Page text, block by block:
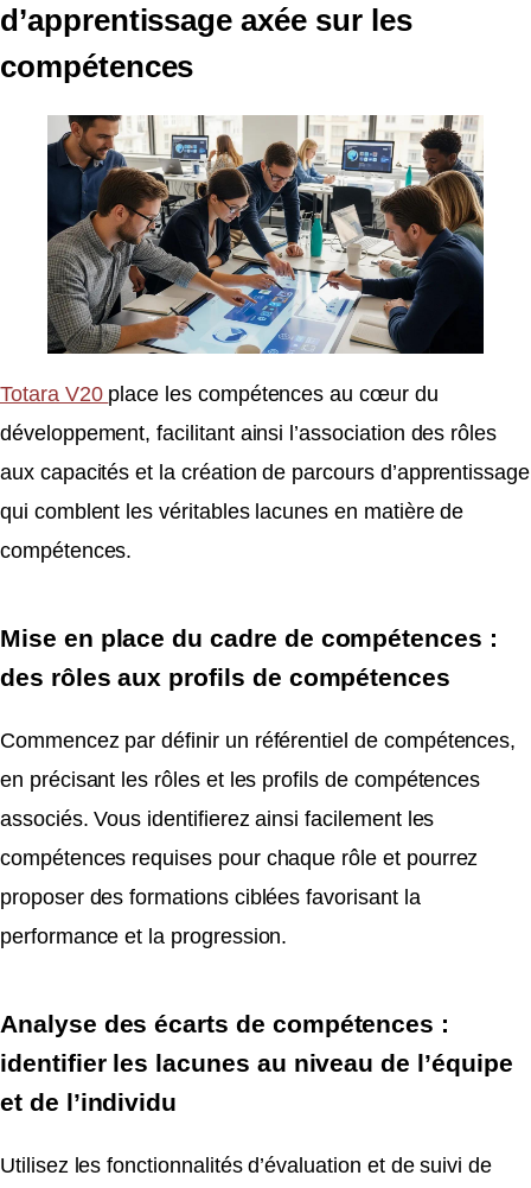
d’apprentissage axée sur les
compétences
Totara V20 place les compétences au cœur du
développement, facilitant ainsi l’association des rôles
aux capacités et la création de parcours d’apprentissage
qui comblent les véritables lacunes en matière de
compétences.
Mise en place du cadre de compétences :
des rôles aux profils de compétences
Commencez par définir un référentiel de compétences,
en précisant les rôles et les profils de compétences
associés. Vous identifierez ainsi facilement les
compétences requises pour chaque rôle et pourrez
proposer des formations ciblées favorisant la
performance et la progression.
Analyse des écarts de compétences :
identifier les lacunes au niveau de l’équipe
et de l’individu
Utilisez les fonctionnalités d’évaluation et de suivi de